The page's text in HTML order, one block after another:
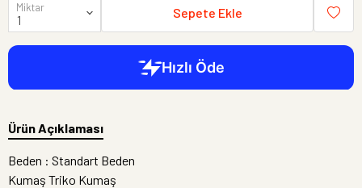
Miktar Sepete Ekle
Ürün Açıklaması
Beden : Standart Beden
Kumaş Triko Kumaş